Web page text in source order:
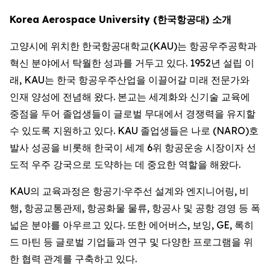
Korea Aerospace University (한국항공대) 소개
고양시에 위치한 한국항공대학교(KAU)는 항공우주공학과
혁신 분야에서 탁월한 성과를 거두고 있다. 1952년 설립 이
래, KAU는 한국 항공우주산업을 이끌어갈 미래 전문가와
인재 양성에 전념해 왔다. 본교는 세계화와 신기술 교육에
중점을 두어 졸업생들이 글로벌 무대에서 경쟁력을 유지할
수 있도록 지원하고 있다. KAU 졸업생들은 나로 (NARO)호
발사 성공을 비롯해 한국이 세계 6위 항공운송 시장이자 선
도적 우주 강국으로 도약하는 데 중요한 역할을 해왔다.
KAU의 교육과정은 항공기·우주선 설계와 엔지니어링, 비
행, 항공교통관제, 항공화물 물류, 항공사 및 공항 경영 등 폭
넓은 분야를 아우르고 있다. 또한 에어버스, 보잉, GE, 록히
드 마틴 등 글로벌 기업들과 연구 및 다양한 프로그램을 위
한 협력 관계를 구축하고 있다.